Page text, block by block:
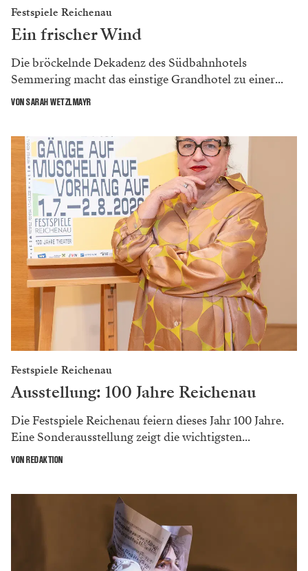
Festspiele Reichenau
Ein frischer Wind
Die bröckelnde Dekadenz des Südbahnhotels
Semmering macht das einstige Grandhotel zu einer...
VON SARAH WETZLMAYR
Festspiele Reichenau
Ausstellung: 100 Jahre Reichenau
Die Festspiele Reichenau feiern dieses Jahr 100 Jahre.
Eine Sonderausstellung zeigt die wichtigsten...
VON REDAKTION